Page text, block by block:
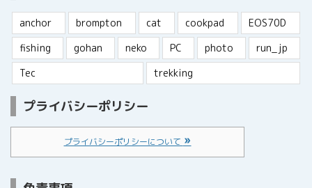
anchor brompton cat cookpad
EOS70D
fishing
gohan neko PC photo
run_jp
Tec
trekking
プライバシーポリシー
プライバシーポリシーについて